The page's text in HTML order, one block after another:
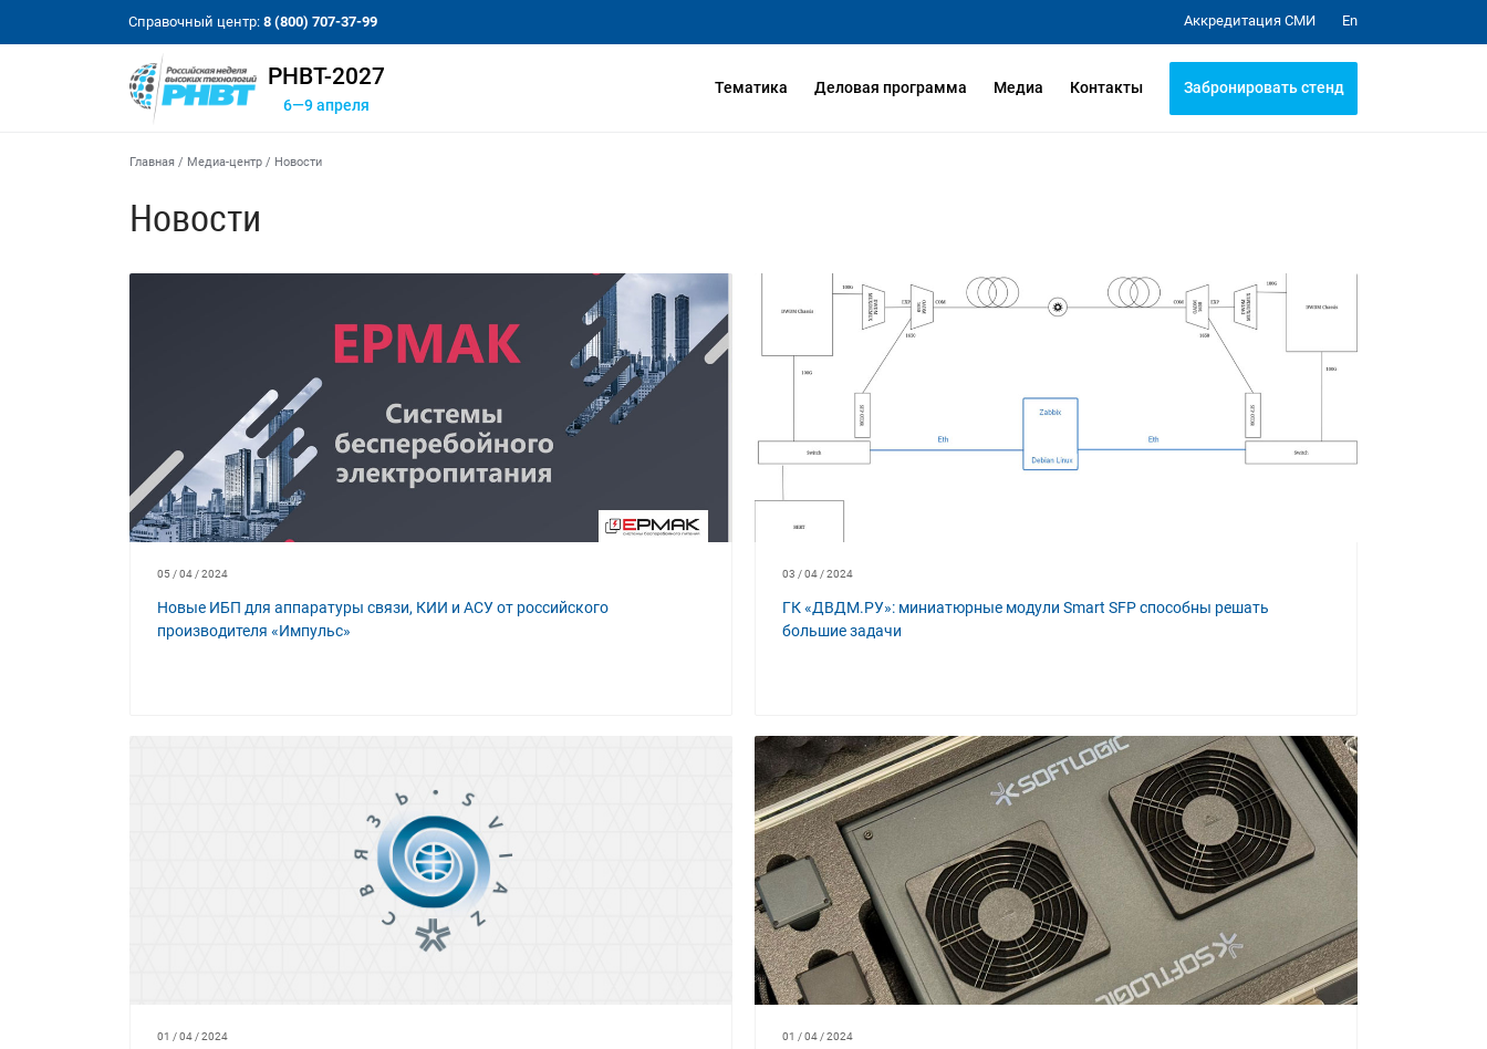
Справочный центр: 8 (800) 707-37-99 Аккредитация СМИ En
РНВТ-2027
6—9 апреля
Тематика Деловая программа Медиа Контакты Забронировать стенд
Главная / Медиа-центр / Новости
Новости
05 / 04 / 2024
Новые ИБП для аппаратуры связи, КИИ и АСУ от российского
производителя «Импульс»
03 / 04 / 2024
ГК «ДВДМ.РУ»: миниатюрные модули Smart SFP способны решать
большие задачи
01 / 04 / 2024 01 / 04 / 2024